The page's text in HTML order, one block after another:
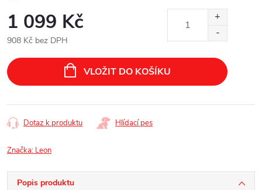
1 099 Kč
908 Kč bez DPH
cena:
VLOŽIT DO KOŠÍKU
Dotaz k produktu Hlídací pes
Značka: Leon
Popis produktu